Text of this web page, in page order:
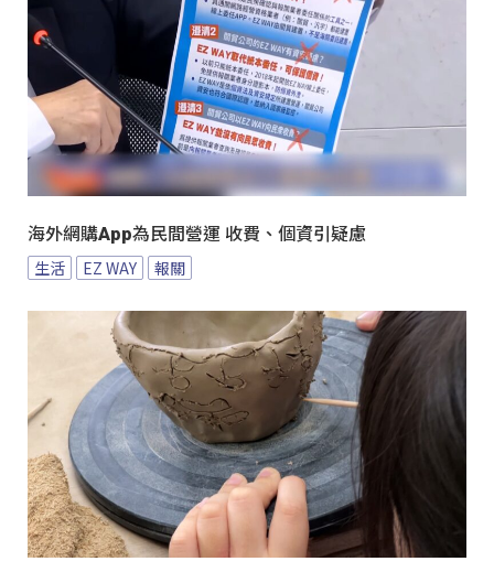
海外網購App為民間營運 收費、個資引疑慮
生活 EZ WAY 報關